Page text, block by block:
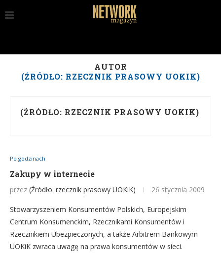
AUTOR
(ŹRÓDŁO: RZECZNIK PRASOWY UOKIK)
(ŹRÓDŁO: RZECZNIK PRASOWY UOKIK)
Po godzinach
Zakupy w internecie
przez (Źródło: rzecznik prasowy UOKiK) 26 stycznia 2009
Stowarzyszeniem Konsumentów Polskich, Europejskim
Centrum Konsumenckim, Rzecznikami Konsumentów i
Rzecznikiem Ubezpieczonych, a także Arbitrem Bankowym
UOKiK zwraca uwagę na prawa konsumentów w sieci.